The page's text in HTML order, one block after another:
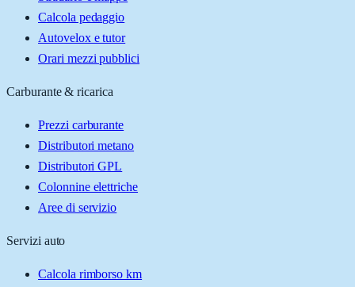
Calcola pedaggio
Autovelox e tutor
Orari mezzi pubblici
Carburante & ricarica
Prezzi carburante
Distributori metano
Distributori GPL
Colonnine elettriche
Aree di servizio
Servizi auto
Calcola rimborso km